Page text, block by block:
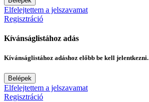
Elfelejtettem a jelszavamat
Regisztráció
Kívánságlistához adás
Kívánságlistához adáshoz előbb be kell jelentkezni.
Belépek
Elfelejtettem a jelszavamat
Regisztráció